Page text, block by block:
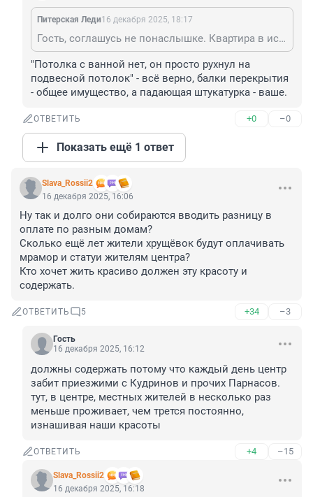
Питерская Леди16 декабря 2025, 18:17
Гость, соглашусь не понаслышке. Квартира в историческом центре, дом памятник архитектуры. Потолка с ванной нет, он просто рухнул на подвесной потолок - слава богу не на голову. И теперь светятся и сияют своей красотой гнилые деревянные перекрытия. Управдом поржал, когда пришел, чтобы зафиксировать обрушение, и сказал типа Ну и задолбаетесь же вы судиться, а в итоге все равно будет ваш геморрой… а по 1,5₽ каждый месяц как с куста
"Потолка с ванной нет, он просто рухнул на
подвесной потолок" - всё верно, балки перекрытия
- общее имущество, а падающая штукатурка - ваше.
ОТВЕТИТЬ +0 –0
Показать ещё 1 ответ
Slava_Rossii2
16 декабря 2025, 16:06
Ну так и долго они собираются вводить разницу в
оплате по разным домам?
Сколько ещё лет жители хрущёвок будут оплачивать
мрамор и статуи жителям центра?
Кто хочет жить красиво должен эту красоту и
содержать.
ОТВЕТИТЬ 5 +34 –3
Гость
16 декабря 2025, 16:12
должны содержать потому что каждый день центр
забит приезжими с Кудринов и прочих Парнасов.
тут, в центре, местных жителей в несколько раз
меньше проживает, чем трется постоянно,
изнашивая наши красоты
ОТВЕТИТЬ +4 –15
Slava_Rossii2
16 декабря 2025, 16:18